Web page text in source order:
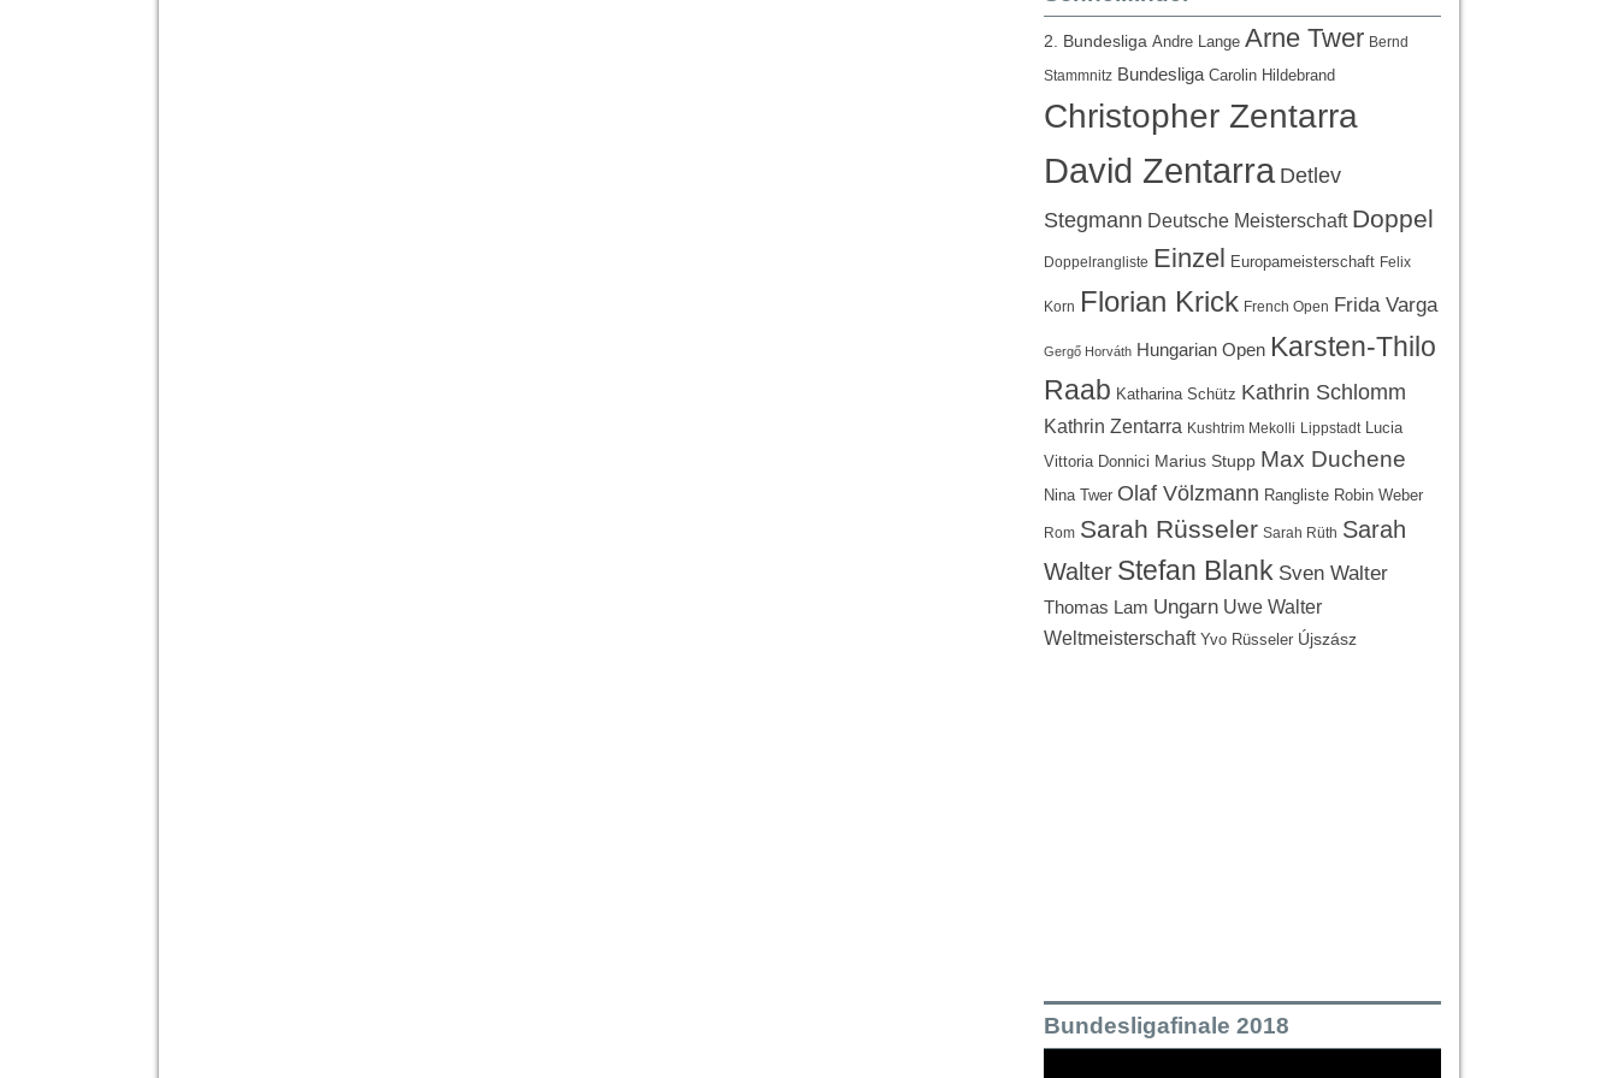
2. Bundesliga Andre Lange Arne Twer Bernd
Stammnitz Bundesliga Carolin Hildebrand
Christopher Zentarra
David Zentarra Detlev
Stegmann Deutsche Meisterschaft Doppel
Doppelrangliste Einzel Europameisterschaft Felix
Korn Florian Krick French Open Frida Varga
Gergő Horváth Hungarian Open Karsten-Thilo
Raab Katharina Schütz Kathrin Schlomm
Kathrin Zentarra Kushtrim Mekolli Lippstadt
Lucia
Vittoria Donnici Marius Stupp Max Duchene
Nina Twer Olaf Völzmann Rangliste Robin Weber
Rom Sarah Rüsseler Sarah Rüth Sarah
Walter Stefan Blank Sven Walter
Thomas Lam Ungarn Uwe Walter
Weltmeisterschaft Yvo Rüsseler Újszász
Bundesligafinale 2018